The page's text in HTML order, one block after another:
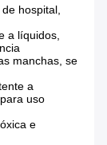
hospital,
a líquidos,
manchas, se
a
uso
e